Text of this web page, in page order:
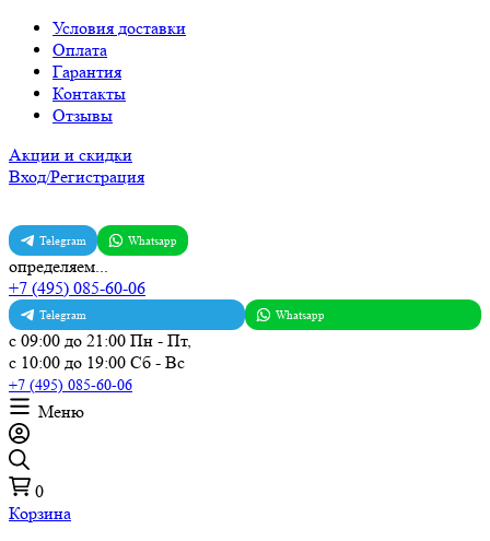
Условия доставки
Оплата
Гарантия
Контакты
Отзывы
Акции и скидки
Вход/Регистрация
Telegram Whatsapp
определяем...
+7 (495) 085-60-06
Telegram Whatsapp
с 09:00 до 21:00 Пн - Пт,
с 10:00 до 19:00 Сб - Вс
+7 (495) 085-60-06
Меню
0
Корзина